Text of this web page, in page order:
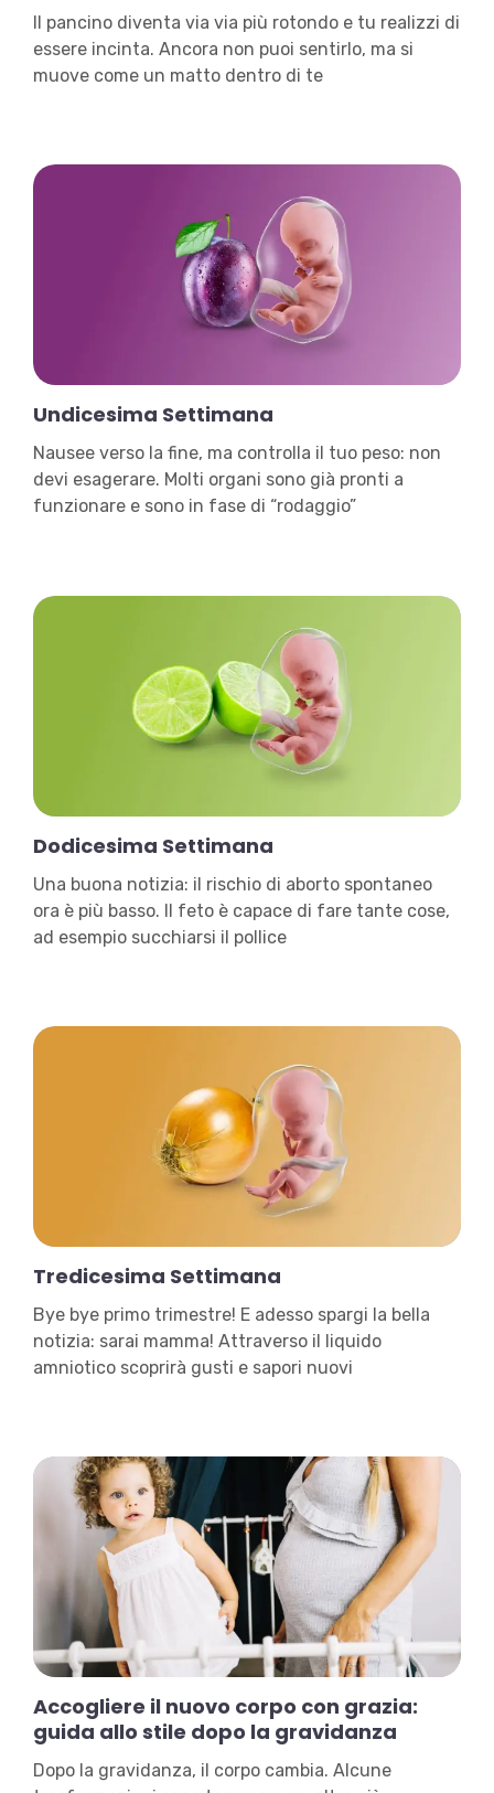
Il pancino diventa via via più rotondo e tu realizzi di
essere incinta. Ancora non puoi sentirlo, ma si
muove come un matto dentro di te
Undicesima Settimana
Nausee verso la fine, ma controlla il tuo peso: non
devi esagerare. Molti organi sono già pronti a
funzionare e sono in fase di “rodaggio”
Dodicesima Settimana
Una buona notizia: il rischio di aborto spontaneo
ora è più basso. Il feto è capace di fare tante cose,
ad esempio succhiarsi il pollice
Tredicesima Settimana
Bye bye primo trimestre! E adesso spargi la bella
notizia: sarai mamma! Attraverso il liquido
amniotico scoprirà gusti e sapori nuovi
Accogliere il nuovo corpo con grazia:
guida allo stile dopo la gravidanza
Dopo la gravidanza, il corpo cambia. Alcune